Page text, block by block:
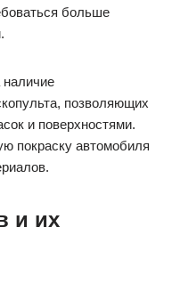
больше
наличие
позволяющих
и поверхностями.
покраску автомобиля
и их